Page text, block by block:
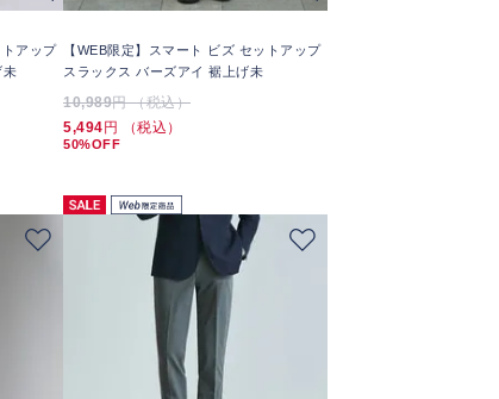
トアップ
未
【WEB限定】スマート ビズ セットアップ
スラックス バーズアイ 裾上げ未
10,989円 （税込）
5,494 円 （税込）
50%OFF